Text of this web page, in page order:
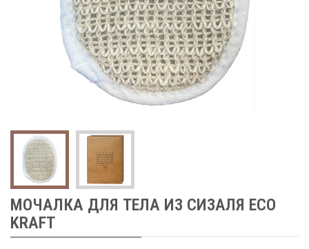
МОЧАЛКА ДЛЯ ТЕЛА ИЗ СИЗАЛЯ ECO
KRAFT